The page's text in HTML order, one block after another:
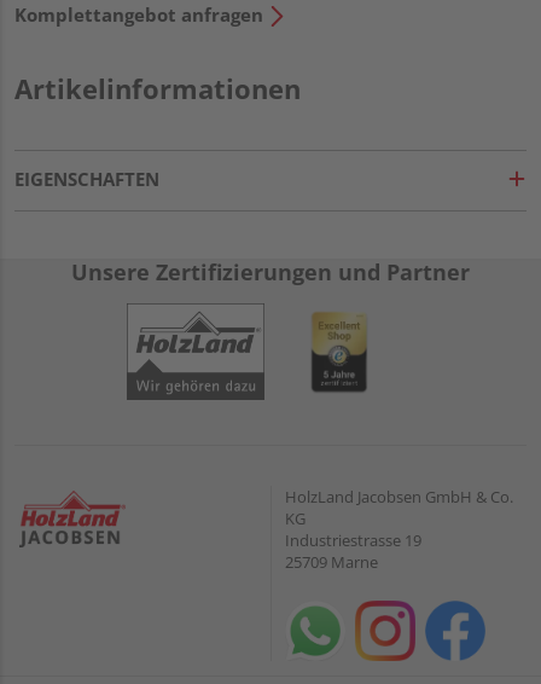
Komplettangebot anfragen
Artikelinformationen
EIGENSCHAFTEN
Unsere Zertifizierungen und Partner
HolzLand Jacobsen GmbH & Co.
KG
Industriestrasse 19
25709 Marne